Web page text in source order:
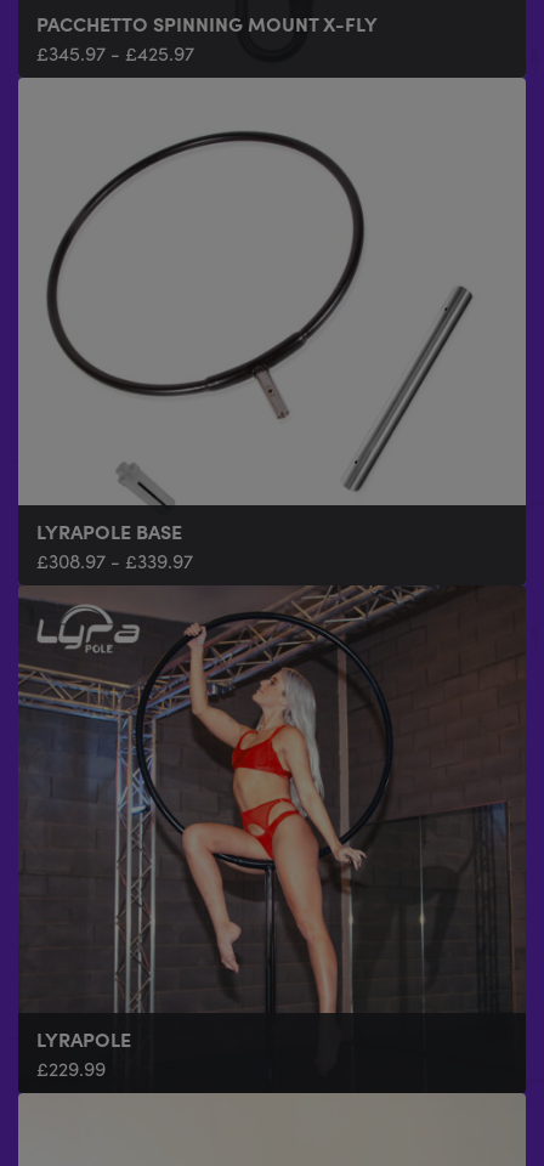
PACCHETTO SPINNING MOUNT X-FLY
£345.97 - £425.97
LYRAPOLE BASE
£308.97 - £339.97
LYRAPOLE
£229.99